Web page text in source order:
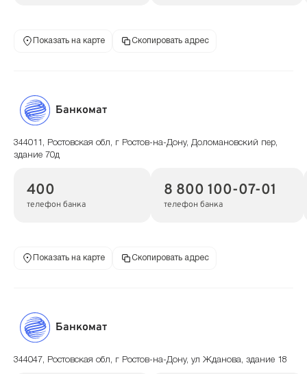
Показать на карте Скопировать адрес
Банкомат
344011, Ростовская обл, г Ростов-на-Дону, Доломановский пер,
здание 70д
400
телефон банка
8 800 100-07-01
телефон банка
Показать на карте Скопировать адрес
Банкомат
344047, Ростовская обл, г Ростов-на-Дону, ул Жданова, здание 18